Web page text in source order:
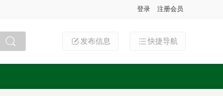
登录 注册会员
快捷导航
发布信息